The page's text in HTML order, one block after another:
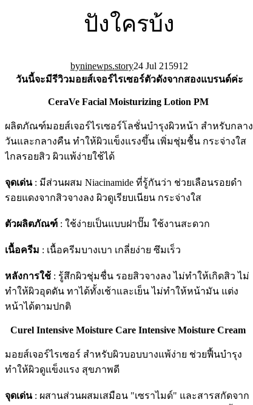
ปังใครบ้ง
ninewps.story24 Jul 21 5912
วันนี้จะมีรีวิวมอยส์เจอร์ไรเซอร์ตัวดังจากสองแบรนด์ค่ะ
CeraVe Facial Moisturizing Lotion PM
ผลิตภัณฑ์มอยส์เจอร์ไรเซอร์โลชั่นบำรุงผิวหน้า สำหรับกลาง
วันและกลางคืน ทำให้ผิวแข็งแรงขึ้น เพิ่มชุ่มชื้น กระจ่างใส
ไกลรอยสิว ผิวแพ้ง่ายใช้ได้
จุดเด่น: มีส่วนผสม Niacinamide ที่รู้กันว่า ช่วยเลือนรอยดำ
รอยแดงจากสิวจางลง ผิวดูเรียบเนียน กระจ่างใส
ตัวผลิตภัณฑ์ : ใช้ง่ายเป็นแบบฝาปั๊ม ใช้งานสะดวก
เนื้อครีม : เนื้อครีมบางเบา เกลี่ยง่าย ซึมเร็ว
หลังการใช้ : รู้สึกผิวชุ่มชื่น รอยสิวจางลง ไม่ทำให้เกิดสิว ไม่
ทำให้ผิวอุดดัน ทาได้ทั้งเช้าและเย็น ไม่ทำให้หน้ามัน แต่ง
หน้าได้ตามปกติ
Curel Intensive Moisture Care Intensive Moisture Cream
มอยส์เจอร์ไรเซอร์ สำหรับผิวบอบบางแพ้ง่าย ช่วยฟื้นบำรุง
ทำให้ผิวดูแข็งแรง สุขภาพดี
จุดเด่น: ผสานส่วนผสมเสมือน "เซราไมด์" และสารสกัดจาก